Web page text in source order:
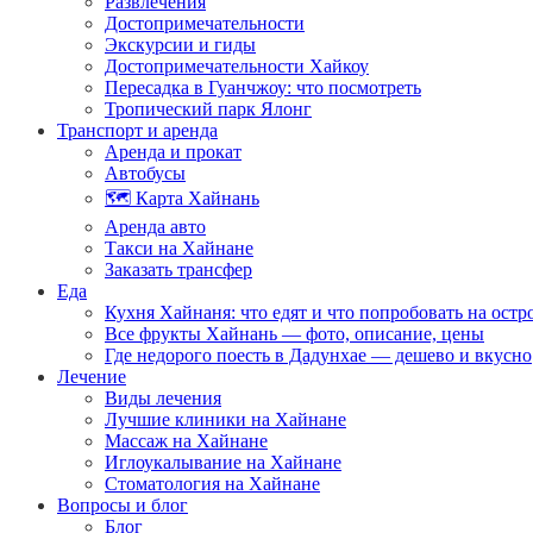
Достопримечательности
Экскурсии и гиды
Достопримечательности Хайкоу
Пересадка в Гуанчжоу: что посмотреть
Тропический парк Ялонг
Транспорт и аренда
Аренда и прокат
Автобусы
🗺️ Карта Хайнань
Аренда авто
Такси на Хайнане
Заказать трансфер
Еда
Кухня Хайнаня: что едят и что попробовать на
Все фрукты Хайнань — фото, описание, цены
Где недорого поесть в Дадунхае — дешево и вкусно
Лечение
Виды лечения
Лучшие клиники на Хайнане
Массаж на Хайнане
Иглоукалывание на Хайнане
Стоматология на Хайнане
Вопросы и блог
Блог